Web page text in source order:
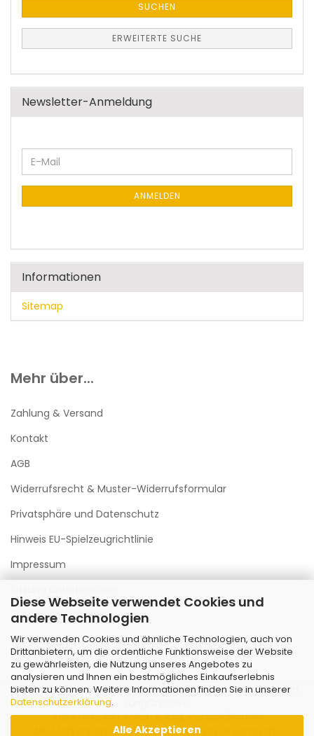
Diese Webseite verwendet Cookies und
andere Technologien
Wir verwenden Cookies und ähnliche Technologien, auch von
Drittanbietern, um die ordentliche Funktionsweise der Website
zu gewährleisten, die Nutzung unseres Angebotes zu
analysieren und Ihnen ein bestmögliches Einkaufserlebnis
bieten zu können. Weitere Informationen finden Sie in unserer
Datenschutzerklärung.
Alle Akzeptieren
SUCHEN
ERWEITERTE SUCHE
Newsletter-Anmeldung
WEITER
ZUR
NEWSLETTER-
E-
Mail
ANMELDEN
Informationen
Sitemap
Mehr über...
Zahlung & Versand
Kontakt
AGB
Widerrufsrecht & Muster-Widerrufsformular
Privatsphäre und Datenschutz
Hinweis EU-Spielzeugrichtlinie
Impressum
Cookie Einstellungen
Webshop erstellenmit Gambio.de © 2026 | Template von
Alle Preise inkl. MwSt. & zzgl. Versandkosten
Alle Markennamen, Warenzeichen sowie sämtliche